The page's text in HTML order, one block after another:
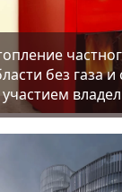
без газа и